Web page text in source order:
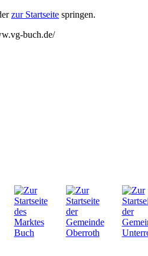
zur Startseite springen.
buch.de/